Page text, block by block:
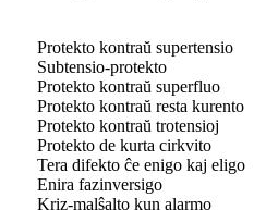
Protekto kontraŭ supertensio
Subtensio-protekto
Protekto kontraŭ superfluo
Protekto kontraŭ resta kurento
Protekto kontraŭ trotensioj
Protekto de kurta cirkvito
Tera difekto ĉe enigo kaj eligo
Enira fazinversigo
Kriz-malŝalto kun alarmo